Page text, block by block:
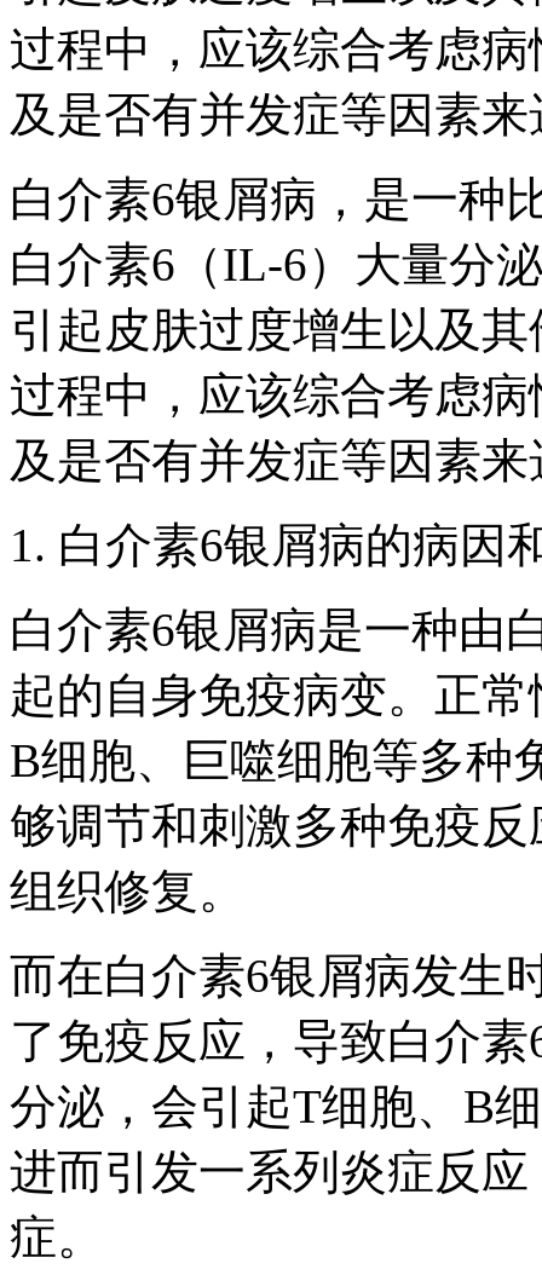
过程中，应该综合考虑
及是否有并发症等因素
白介素6银屑病，是一种
白介素6（IL-6）大量分
引起皮肤过度增生以及
过程中，应该综合考虑
及是否有并发症等因素
1. 白介素6银屑病的病因
白介素6银屑病是一种由
起的自身免疫病变。正
B细胞、巨噬细胞等多种
够调节和刺激多种免疫
组织修复。
而在白介素6银屑病发生
了免疫反应，导致白介
分泌，会引起T细胞、B
进而引发一系列炎症反
症。